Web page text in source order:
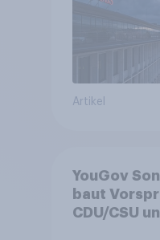
Artikel
YouGov
baut
CDU/CSU